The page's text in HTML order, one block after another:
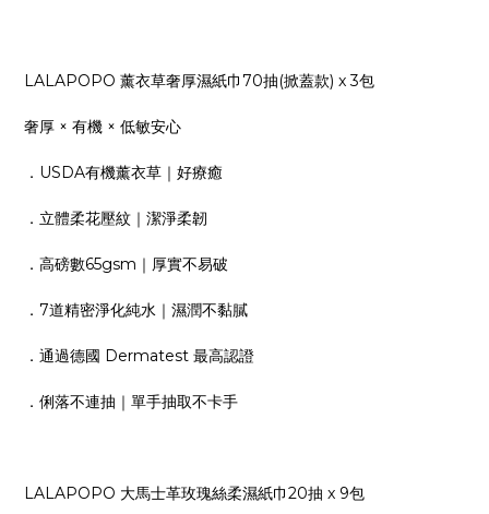
LALAPOPO 薰衣草奢厚濕紙巾70抽(掀蓋款) x 3包
奢厚 × 有機 × 低敏安心
．USDA有機薰衣草｜好療癒
．立體柔花壓紋｜潔淨柔韌
．高磅數65gsm｜厚實不易破
．7道精密淨化純水｜濕潤不黏膩
．通過德國 Dermatest 最高認證
．俐落不連抽｜單手抽取不卡手
LALAPOPO 大馬士革玫瑰絲柔濕紙巾20抽 x 9包